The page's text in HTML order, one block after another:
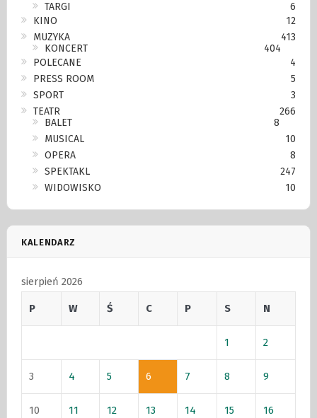
TARGI
6
KINO
12
MUZYKA
413
KONCERT
404
POLECANE
4
PRESS ROOM
5
SPORT
3
TEATR
266
BALET
8
MUSICAL
10
OPERA
8
SPEKTAKL
247
WIDOWISKO
10
KALENDARZ
sierpień 2026
P W Ś C P S N
1 2
3 4 5 6 7 8 9
10 11 12 13 14 15 16